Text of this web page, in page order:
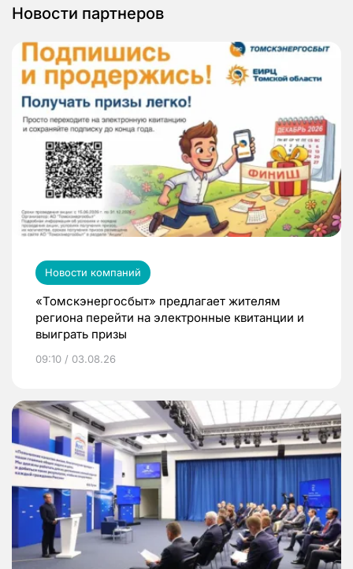
Новости партнеров
Новости компаний
«Томскэнергосбыт» предлагает жителям
региона перейти на электронные квитанции и
выиграть призы
09:10 / 03.08.26